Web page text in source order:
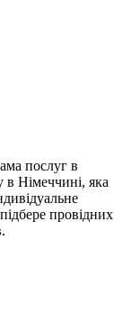
послуг в
в Німеччині, яка
провідних